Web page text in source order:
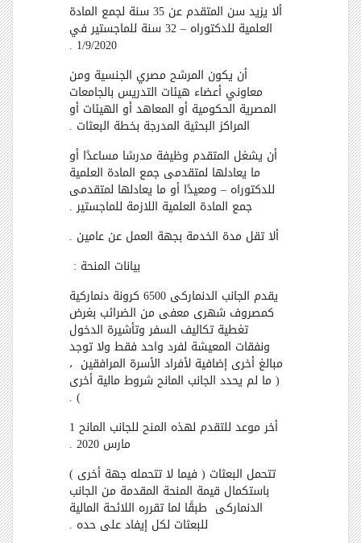
ألا يزيد سن المتقدم عن 35 سنة لجمع المادة
العلمية للدكتوراه – 32 سنة للماجستير في
1/9/2020 .
أن يكون المرشح مصري الجنسية ومن
معاوني أعضاء هيئات التدريس بالجامعات
المصرية الحكومية أو المعاهد أو الهيئات أو
المراكز البحثية المدرجة بخطة البعثات .
أن يشغل المتقدم وظيفة مدرسًا مساعدًا أو
ما يعادلها لمتقدمى جمع المادة العلمية
للدكتوراه – ومعيدًا أو ما يعادلها لمتقدمى
جمع المادة العلمية اللازمة للماجستير .
ألا تقل مدة الخدمة بجهة العمل عن عامين .
بيانات المنحة :
يقدم الجانب الدنماركى 6500 كرونة دنماركية
كمصروف شهرى معفى من الضرائب بغرض
تغطية تكاليف السفر وتأشيرة الدخول
ونفقات المعيشة لفرد واحد فقط ولا توجد
مبالغ أخرى إضافية لأفراد الأسرة المرافقين ،
( ما لم يحدد الجانب المانح شروط مالية أخرى
) .
أخر موعد للتقدم لهذه المنح للجانب المانح 1
مارس 2020 .
تتحمل البعثات ( فيما لا تتحمله جهة أخرى )
باستكمال قيمة المنحة المقدمة من الجانب
الدنماركى طبقًا لما تقرره اللائحة المالية
للبعثات لكل إيفاد على حده .